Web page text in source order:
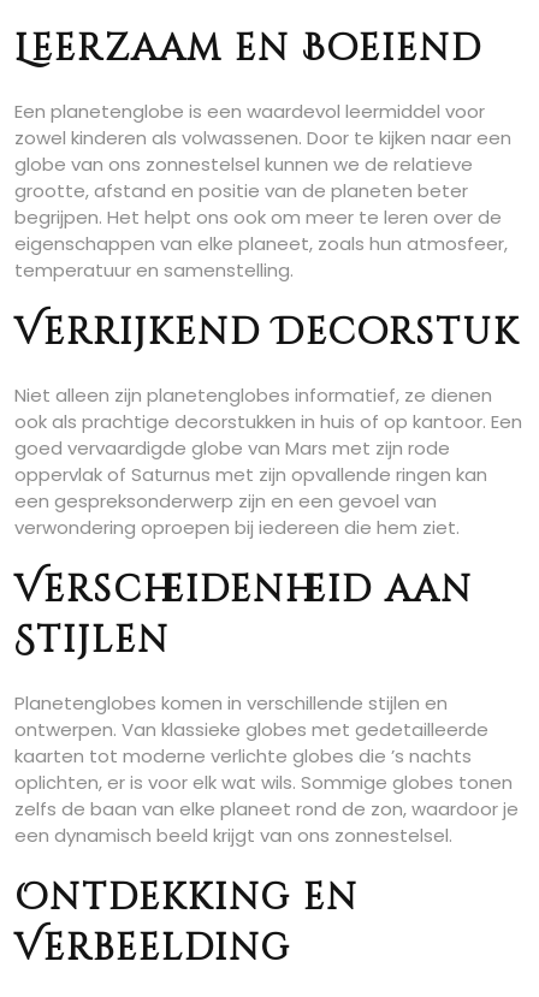
Leerzaam en Boeiend
Een planetenglobe is een waardevol leermiddel voor
zowel kinderen als volwassenen. Door te kijken naar een
globe van ons zonnestelsel kunnen we de relatieve
grootte, afstand en positie van de planeten beter
begrijpen. Het helpt ons ook om meer te leren over de
eigenschappen van elke planeet, zoals hun atmosfeer,
temperatuur en samenstelling.
Verrijkend Decorstuk
Niet alleen zijn planetenglobes informatief, ze dienen
ook als prachtige decorstukken in huis of op kantoor. Een
goed vervaardigde globe van Mars met zijn rode
oppervlak of Saturnus met zijn opvallende ringen kan
een gespreksonderwerp zijn en een gevoel van
verwondering oproepen bij iedereen die hem ziet.
Verscheidenheid aan
Stijlen
Planetenglobes komen in verschillende stijlen en
ontwerpen. Van klassieke globes met gedetailleerde
kaarten tot moderne verlichte globes die ’s nachts
oplichten, er is voor elk wat wils. Sommige globes tonen
zelfs de baan van elke planeet rond de zon, waardoor je
een dynamisch beeld krijgt van ons zonnestelsel.
Ontdekking en
Verbeelding